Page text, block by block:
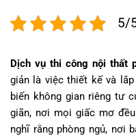
5/
Dịch vụ thi công nội thất
giản là việc thiết kế và
biến không gian riêng tư
giãn, nơi mọi giấc mơ
nghĩ rằng phòng ngủ, nơi